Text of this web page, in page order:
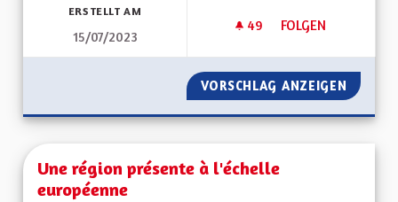
ERSTELLT AM
15/07/2023
49 49 FOLLOWER
FOLGEN
UNE VRAIE
VORSCHLAG ANZEIGEN UNE
Une région présente à l'échelle
européenne